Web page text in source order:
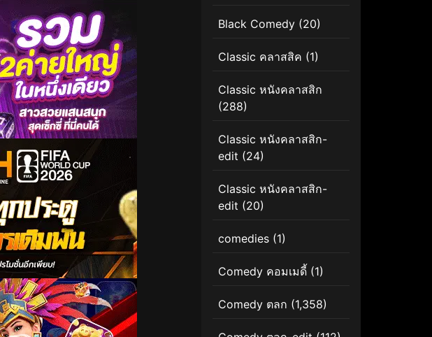
Black Comedy (20)
Classic คลาสสิค (1)
Classic หนังคลาสสิก
(288)
Classic หนังคลาสสิก-
edit (24)
Classic หนังคลาสสิก-
edit (20)
comedies (1)
Comedy คอมเมดี้ (1)
Comedy ตลก (1,358)